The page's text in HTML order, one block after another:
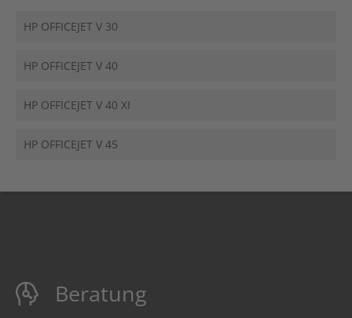
HP OFFICEJET V 30
HP OFFICEJET V 40
HP OFFICEJET V 40 XI
HP OFFICEJET V 45
Beratung